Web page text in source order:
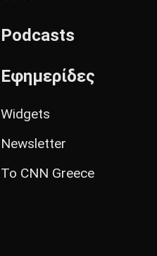
Podcasts
Εφημερίδες
Widgets
Newsletter
Το CNN Greece